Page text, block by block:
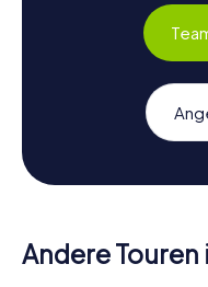
Andere Touren